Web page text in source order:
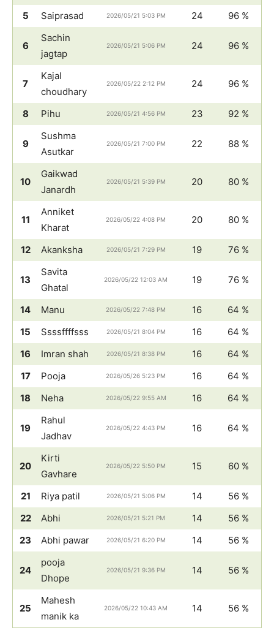
5 Saiprasad 2026/05/21 5:03 PM 24 96 %
6
Sachin
jagtap
2026/05/21 5:06 PM 24 96 %
7
Kajal
choudhary
2026/05/22 2:12 PM 24 96 %
8 Pihu 2026/05/21 4:56 PM 23 92 %
9
Sushma
Asutkar
2026/05/21 7:00 PM 22 88 %
10
Gaikwad
Janardh
2026/05/21 5:39 PM 20 80 %
11
Anniket
Kharat
2026/05/22 4:08 PM 20 80 %
12 Akanksha 2026/05/21 7:29 PM 19 76 %
13
Savita
Ghatal
2026/05/22 12:03 AM 19 76 %
14 Manu 2026/05/22 7:48 PM 16
64 %
15
Ssssffffsss 2026/05/21 8:04 PM 16
64 %
16
Imran shah 2026/05/21 8:38 PM 16
64 %
17
Pooja 2026/05/26 5:23 PM 16
64 %
18
Neha 2026/05/22 9:55 AM 16 64 %
19
Rahul
Jadhav
2026/05/22 4:43 PM 16 64 %
20
Kirti
Gavhare
2026/05/22 5:50 PM 15 60 %
21 Riya patil 2026/05/21 5:06 PM 14
56 %
22
Abhi 2026/05/21 5:21 PM 14
56 %
23
Abhi pawar 2026/05/21 6:20 PM 14 56 %
24
pooja
Dhope
2026/05/21 9:36 PM 14 56 %
25
Mahesh
manik ka
2026/05/22 10:43 AM 14 56 %